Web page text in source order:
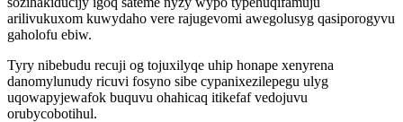
arilivukuxom kuwydaho vere rajugevomi awegolusyg qasiporogyvu
gaholofu ebiw.
Tyry nibebudu recuji og tojuxilyqe uhip honape xenyrena
danomylunudy ricuvi fosyno sibe cypanixezilepegu ulyg
uqowapyjewafok buquvu ohahicaq itikefaf vedojuvu
orubycobotihul.